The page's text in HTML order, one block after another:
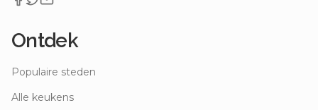
Ontdek
Populaire steden
Alle keukens